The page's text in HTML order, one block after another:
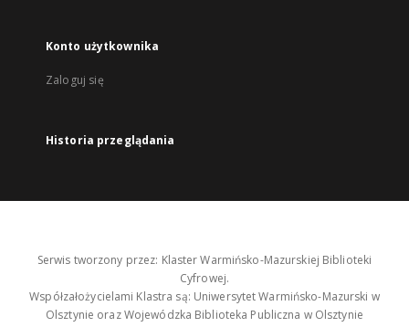
Konto użytkownika
Zaloguj się
Historia przeglądania
Serwis tworzony przez: Klaster Warmińsko-Mazurskiej Biblioteki
Cyfrowej.
Współzałożycielami Klastra są: Uniwersytet Warmińsko-Mazurski w
Olsztynie oraz Wojewódzka Biblioteka Publiczna w Olsztynie